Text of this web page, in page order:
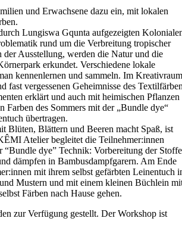
und Erwachsene dazu ein, mit lokalen
Lungiswa Gqunta aufgezeigten
rund um die Verbreitung tropischer
der Ausstellung, werden die Natur und die
erkundet. Verschiedene lokale
kennenlernen und sammeln. Im Kreativraum
fast vergessenen Geheimnisse des
erklärt und auch mit heimischen Pflanzen
Farben des Sommers mit der „Bundle dye“
übertragen.
Blüten, Blättern und Beeren macht Spaß, ist
Atelier begleitet die Teilnehmer:innen
“Bundle dye” Technik: Vorbereitung der
dämpfen in Bambusdampfgarern. Am Ende
mit ihrem selbst gefärbten Leinentuch
Mustern und mit einem kleinen Büchlein
Färben nach Hause gehen.
zur Verfügung gestellt. Der Workshop ist